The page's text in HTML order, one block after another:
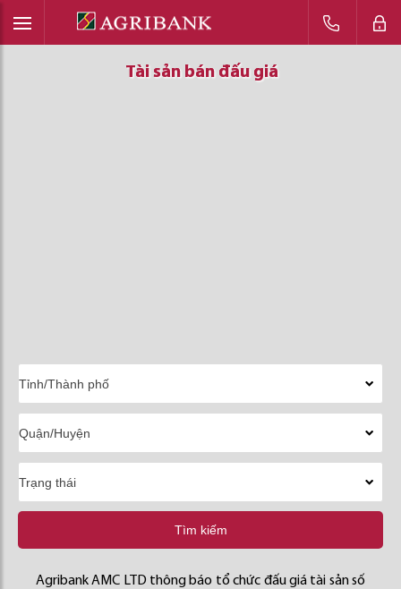
Tài sản bán đấu giá
Tài sản bán đấu giá
Tài sản bán đấu giá
Tìm kiếm
Agribank AMC LTD thông báo tổ chức đấu giá tài sản số